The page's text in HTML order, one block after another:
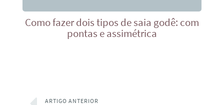
Como fazer dois tipos de saia godê: com
pontas e assimétrica
ARTIGO ANTERIOR